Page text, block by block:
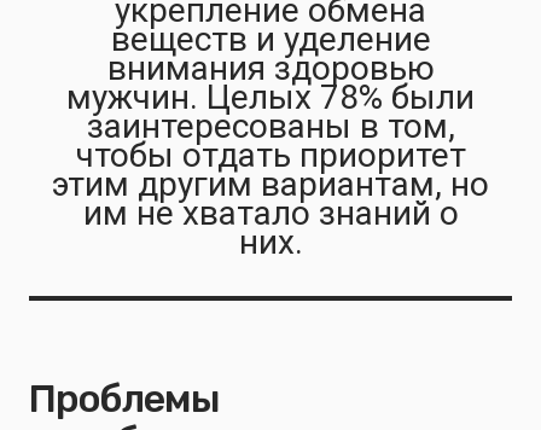
укрепление обмена
веществ и уделение
внимания здоровью
мужчин. Целых 78% были
заинтересованы в том,
чтобы отдать приоритет
этим другим вариантам, но
им не хватало знаний о
них.
Проблемы